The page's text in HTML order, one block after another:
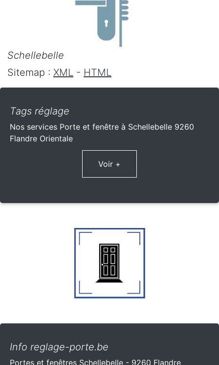
Schellebelle
Sitemap : XML - HTML
Tags réglage
Nos services Porte et fenêtre à Schellebelle 9260
Flandre Orientale
Voir +
Info reglage-porte.be
Portes et fenêtres Schellebelle - 9260 Flandre